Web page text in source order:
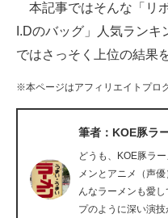
ビジネスと働き方のヒント
AI活用のいまが分かる
企業ITのトレンドを詳説
経営リーダーのコミュニティ
マーケ×ITの今がよく分かる
本記事ではそんな「リ
I.Dのバッグ」人気ラン
ではさっそく上位の結果
※本ページはアフィリエイトプロ
筆者：KOE豚ラ
どうも、KOE豚ラ
メンとアニメ（声
んなラーメンも愛
プのように深い演